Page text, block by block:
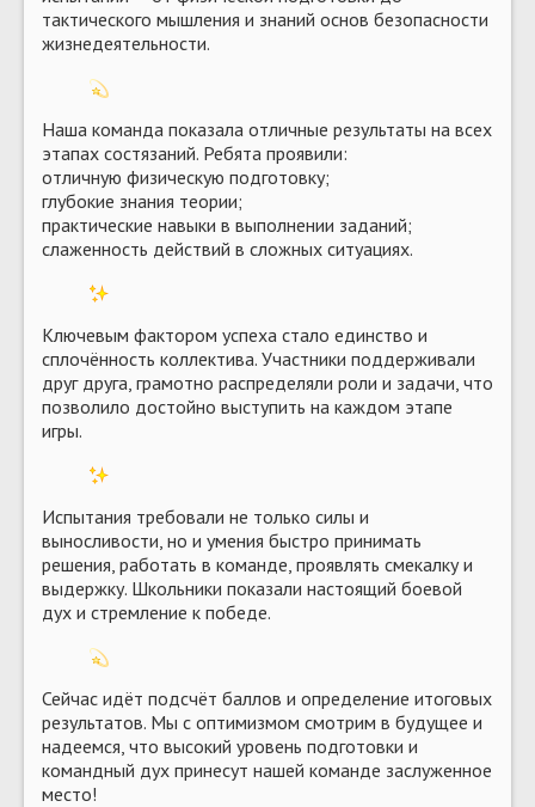
тактического мышления и знаний основ безопасности
жизнедеятельности.
Наша команда показала отличные результаты на всех
этапах состязаний. Ребята проявили:
отличную физическую подготовку;
глубокие знания теории;
практические навыки в выполнении заданий;
слаженность действий в сложных ситуациях.
️Ключевым фактором успеха стало единство и
сплочённость коллектива. Участники поддерживали
друг друга, грамотно распределяли роли и задачи, что
позволило достойно выступить на каждом этапе
игры.
️Испытания требовали не только силы и
выносливости, но и умения быстро принимать
решения, работать в команде, проявлять смекалку и
выдержку. Школьники показали настоящий боевой
дух и стремление к победе.
Сейчас идёт подсчёт баллов и определение итоговых
результатов. Мы с оптимизмом смотрим в будущее и
надеемся, что высокий уровень подготовки и
командный дух принесут нашей команде заслуженное
место!